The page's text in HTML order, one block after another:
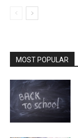
MOST POPULAR